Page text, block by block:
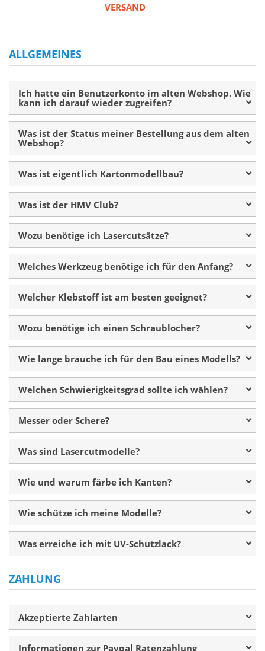
VERSAND
ALLGEMEINES
Ich hatte ein Benutzerkonto im alten Webshop. Wie
kann ich darauf wieder zugreifen?
Was ist der Status meiner Bestellung aus dem alten
Webshop?
Was ist eigentlich Kartonmodellbau?
Was ist der HMV Club?
Wozu benötige ich Lasercutsätze?
Welches Werkzeug benötige ich für den Anfang?
Welcher Klebstoff ist am besten geeignet?
Wozu benötige ich einen Schraublocher?
Wie lange brauche ich für den Bau eines Modells?
Welchen Schwierigkeitsgrad sollte ich wählen?
Messer oder Schere?
Was sind Lasercutmodelle?
Wie und warum färbe ich Kanten?
Wie schütze ich meine Modelle?
Was erreiche ich mit UV-Schutzlack?
ZAHLUNG
Akzeptierte Zahlarten
Informationen zur Paypal Ratenzahlung